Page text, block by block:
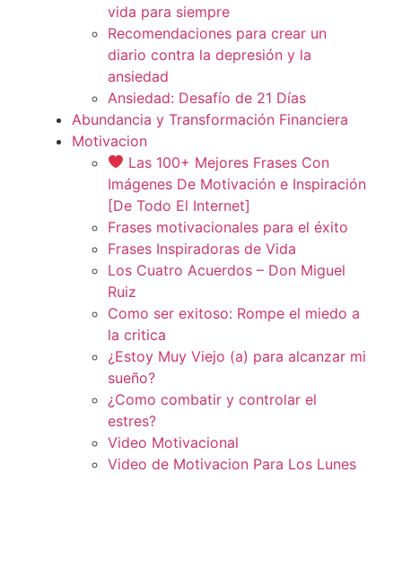
vida para siempre
Recomendaciones para crear un
diario contra la depresión y la
ansiedad
Ansiedad: Desafío de 21 Días
Abundancia y Transformación Financiera
Motivacion
Las 100+ Mejores Frases Con
Imágenes De Motivación e Inspiración
[De Todo El Internet]
Frases motivacionales para el éxito
Frases Inspiradoras de Vida
Los Cuatro Acuerdos – Don Miguel
Ruiz
Como ser exitoso: Rompe el miedo a
la critica
¿Estoy Muy Viejo (a) para alcanzar mi
sueño?
¿Como combatir y controlar el
estres?
Video Motivacional
Video de Motivacion Para Los Lunes